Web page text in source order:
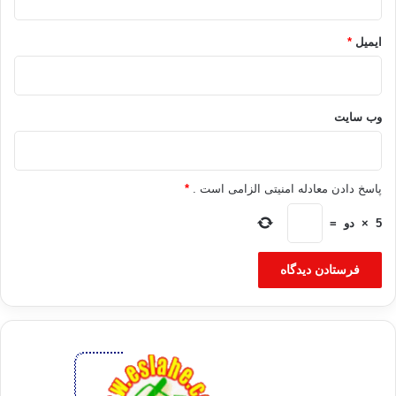
ایمیل *
وب‌ سایت
پاسخ دادن معادله امنیتی الزامی است . *
5
× دو =